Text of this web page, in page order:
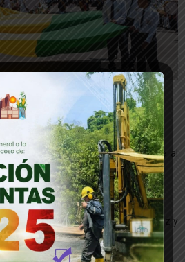
cantón Célica
de Paletillas correspondiente al
el cantón Pindal.
Zapotillo y Macará.
de Teniente Maximiliano Rodríguez y